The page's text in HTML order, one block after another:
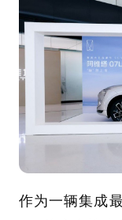
作为一辆集成